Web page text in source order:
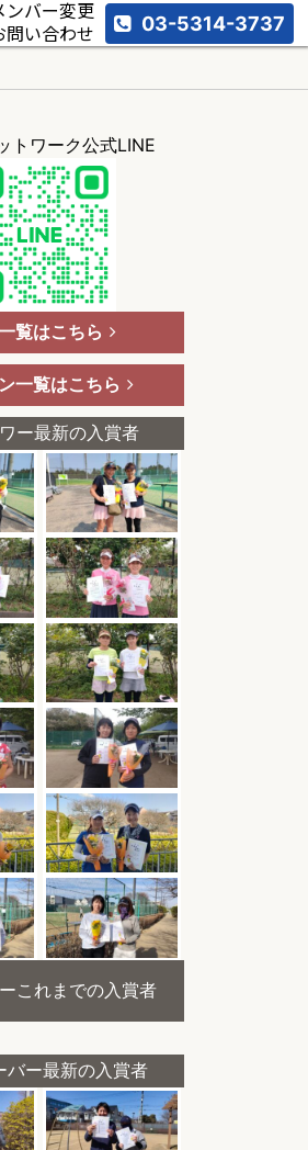
ンバー変更
問い合わせ 03-5314-3737
トワーク公式LINE
覧はこちら
一覧はこちら
ー最新の入賞者
これまでの入賞者
バー最新の入賞者